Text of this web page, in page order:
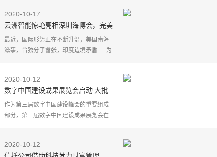
光，比往时候
2020-10-17
云洲智能惊艳亮相深圳海博会，完美
展现中国科技硬核实力
最近，国际形势正在不断升温，美国南海
滋事，台独分子嚣张，印度边境矛盾......为
兵种联合立体
2020-10-12
数字中国建设成果展览会启动 大批
前沿数字“黑科技”亮相
作为第三届数字中国建设峰会的重要组成
部分，第三届数字中国建设成果展览会在
2020-10-12
信托公司借助科技发力财富管理